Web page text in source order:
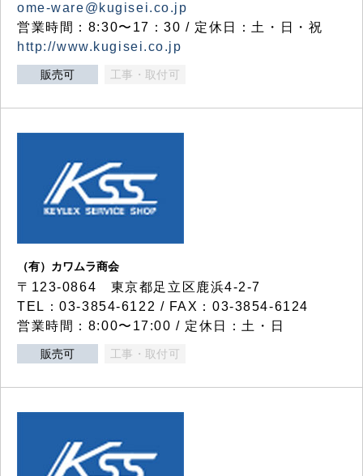
ome-ware@kugisei.co.jp
営業時間：8:30〜17：30 / 定休日：土・日・祝
http://www.kugisei.co.jp
販売可 工事・取付可
（有）カワムラ商会
〒123-0864 東京都足立区鹿浜4-2-7
TEL：03-3854-6122 / FAX：03-3854-6124
営業時間：8:00〜17:00 / 定休日：土・日
販売可 工事・取付可